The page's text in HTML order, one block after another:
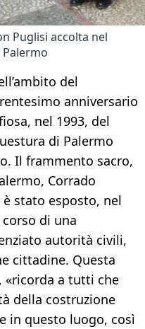
Puglisi accolta nel
del
anniversario
nel 1993, del
di Palermo
Il frammento sacro,
Corrado
stato esposto, nel
di una
autorità civili,
cittadine. Questa
«ricorda a tutti che
della costruzione
in questo luogo, così